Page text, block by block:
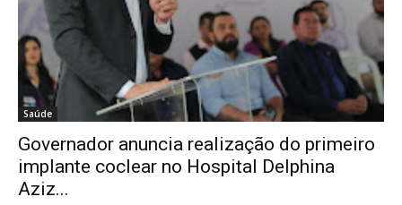
Saúde
Governador anuncia realização do primeiro
implante coclear no Hospital Delphina
Aziz...